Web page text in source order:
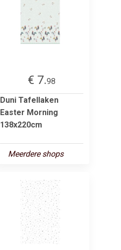
€ 7.98
Duni Tafellaken
Easter Morning
138x220cm
Meerdere shops